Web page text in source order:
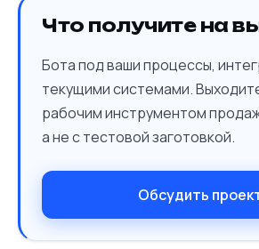
Что получите на
Бота под ваши процессы,
текущими системами.
рабочим инструментом
а не с тестовой заготовкой.
Обсудить